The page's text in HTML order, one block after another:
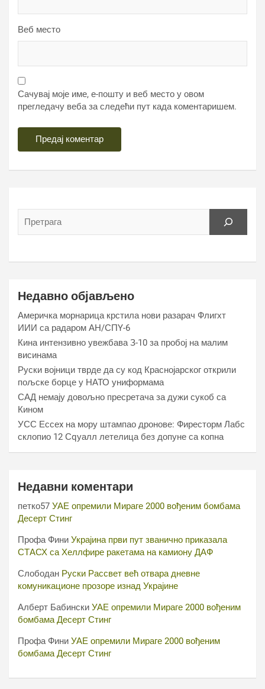
Веб место
Сачувај моје име, е-пошту и веб место у овом
прегледачу веба за следећи пут када коментаришем.
Недавно објављено
Америчка морнарица крстила нови разарач Флигхт
ИИИ са радаром АН/СПY-6
Кина интензивно увежбава З-10 за пробој на малим
висинама
Руски војници тврде да су код Краснојарског открили
пољске борце у НАТО униформама
САД немају довољно пресретача за дужи сукоб са
Кином
УСС Ессеx на мору штампао дронове: Фиресторм Лабс
склопио 12 Сqуалл летелица без допуне са копна
Недавни коментари
петко57 УАЕ опремили Мираге 2000 вођеним бомбама
Десерт Стинг
Профа Фини Украјина први пут званично приказала
СТАСХ са Хеллфире ракетама на камиону ДАФ
Слободан Руски Рассвет већ отвара дневне
комуникационе прозоре изнад Украјине
Алберт Бабински УАЕ опремили Мираге 2000 вођеним
бомбама Десерт Стинг
Профа Фини УАЕ опремили Мираге 2000 вођеним
бомбама Десерт Стинг